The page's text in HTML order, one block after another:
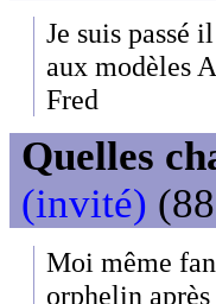
Je suis passé
aux modèles
Fred
Quelles
(invité)
Moi même
orphelin